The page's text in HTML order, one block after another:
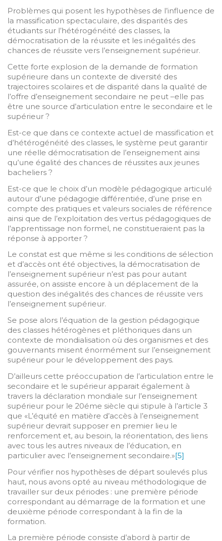
Problèmes qui posent les hypothèses de l’influence de
la massification spectaculaire, des disparités des
étudiants sur l’hétérogénéité des classes, la
démocratisation de la réussite et les inégalités des
chances de réussite vers l’enseignement supérieur.
Cette forte explosion de la demande de formation
supérieure dans un contexte de diversité des
trajectoires scolaires et de disparité dans la qualité de
l’offre d’enseignement secondaire ne peut –elle pas
être une source d’articulation entre le secondaire et le
supérieur ?
Est-ce que dans ce contexte actuel de massification et
d’hétérogénéité des classes, le système peut garantir
une réelle démocratisation de l’enseignement ainsi
qu’une égalité des chances de réussites aux jeunes
bacheliers ?
Est-ce que le choix d’un modèle pédagogique articulé
autour d’une pédagogie différentiée, d’une prise en
compte des pratiques et valeurs sociales de référence
ainsi que de l’exploitation des vertus pédagogiques de
l’apprentissage non formel, ne constitueraient pas la
réponse à apporter ?
Le constat est que même si les conditions de sélection
et d’accès ont été objectives, la démocratisation de
l’enseignement supérieur n’est pas pour autant
assurée, on assiste encore à un déplacement de la
question des inégalités des chances de réussite vers
l’enseignement supérieur.
Se pose alors l’équation de la gestion pédagogique
des classes hétérogènes et pléthoriques dans un
contexte de mondialisation où des organismes et des
gouvernants misent énormément sur l’enseignement
supérieur pour le développement des pays.
D’ailleurs cette préoccupation de l’articulation entre le
secondaire et le supérieur apparait également à
travers la déclaration mondiale sur l’enseignement
supérieur pour le 20éme siècle qui stipule à l’article 3
que «L’équité en matière d’accès à l’enseignement
supérieur devrait supposer en premier lieu le
renforcement et, au besoin, la réorientation, des liens
avec tous les autres niveaux de l’éducation, en
particulier avec l’enseignement secondaire.»[5]
Pour vérifier nos hypothèses de départ soulevés plus
haut, nous avons opté au niveau méthodologique de
travailler sur deux périodes : une première période
correspondant au démarrage de la formation et une
deuxième période correspondant à la fin de la
formation.
La première période consiste d’abord à partir de